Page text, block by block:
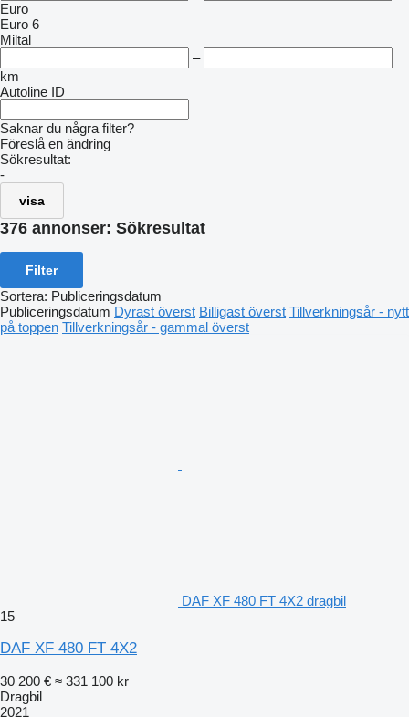
Euro
Euro 6
Miltal
–
km
Autoline ID
Saknar du några filter?
Föreslå en ändring
Sökresultat:
-
visa
376 annonser: Sökresultat
Filter
Sortera: Publiceringsdatum
Publiceringsdatum Dyrast överst Billigast överst Tillverkningsår - nytt
på toppen Tillverkningsår - gammal överst
DAF XF 480 FT 4X2 dragbil
15
DAF XF 480 FT 4X2
30 200 € ≈ 331 100 kr
Dragbil
2021